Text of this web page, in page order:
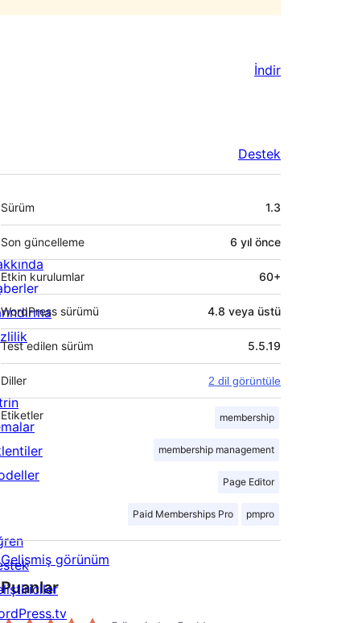
İndir
Destek
Meta
Sürüm 1.3
Son güncelleme 6 yıl önce
Etkin kurulumlar 60+
WordPress sürümü 4.8 veya üstü
Test edilen sürüm 5.5.19
Diller 2 dil görüntüle
Etiketler membership
membership management
Page Editor
Paid Memberships Pro pmpro
Gelişmiş görünüm
Puanlar